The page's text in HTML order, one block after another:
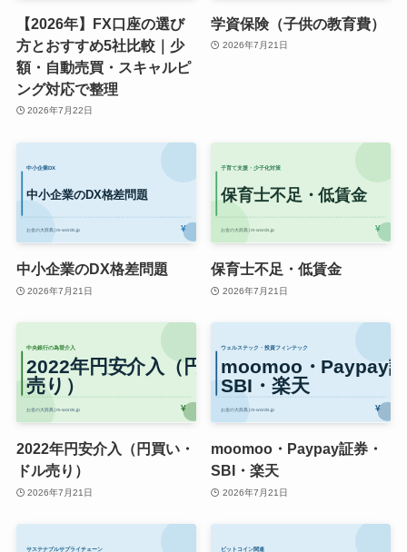
【2026年】FX口座の選び
方とおすすめ5社比較｜少
額・自動売買・スキャルピ
ング対応で整理
2026年7月22日
学資保険（子供の教育費）
2026年7月21日
中小企業のDX格差問題
2026年7月21日
保育士不足・低賃金
2026年7月21日
2022年円安介入（円買い・
ドル売り）
2026年7月21日
moomoo・Paypay証券・
SBI・楽天
2026年7月21日